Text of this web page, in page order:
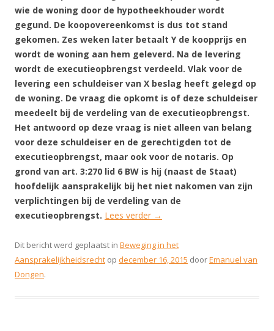
wie de woning door de hypotheekhouder wordt
gegund. De koopovereenkomst is dus tot stand
gekomen. Zes weken later betaalt Y de koopprijs en
wordt de woning aan hem geleverd. Na de levering
wordt de executieopbrengst verdeeld. Vlak voor de
levering een schuldeiser van X beslag heeft gelegd op
de woning. De vraag die opkomt is of deze schuldeiser
meedeelt bij de verdeling van de executieopbrengst.
Het antwoord op deze vraag is niet alleen van belang
voor deze schuldeiser en de gerechtigden tot de
executieopbrengst, maar ook voor de notaris. Op
grond van art. 3:270 lid 6 BW is hij (naast de Staat)
hoofdelijk aansprakelijk bij het niet nakomen van zijn
verplichtingen bij de verdeling van de
executieopbrengst. Lees verder →
Dit bericht werd geplaatst in Beweging in het
Aansprakelijkheidsrecht op december 16, 2015 doorEmanuel van
Dongen.